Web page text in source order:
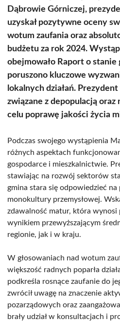
Dąbrowie Górniczej,
uzyskał pozytywne oceny
wotum zaufania oraz
budżetu za rok 2024.
obejmowało Raport o
poruszono kluczowe
lokalnych działań.
związane z depopulacją
celu poprawę jakości życia
Podczas swojego wystąpienia
różnych aspektach
gospodarce i mieszkalnictwie.
stawiając na rozwój sektorów
gmina stara się odpowiedzieć
monokultury przemysłowej.
zdawalność matur, która wynosi
wynikiem przewyższającym
regionie, jak i w kraju.
W głosowaniach nad wotum
większość radnych poparła
podkreśla rosnące zaufanie do
zwrócił uwagę na znaczenie
pozarządowych oraz
brały udział w konsultacjach i